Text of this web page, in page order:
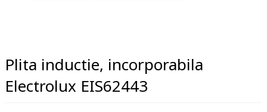
Plita inductie, incorporabila
Electrolux EIS62443